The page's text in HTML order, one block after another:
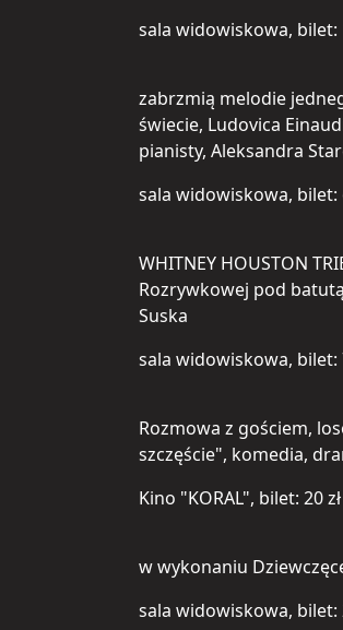
sala widowiskowa, bilet:
zabrzmią melodie
świecie, Ludovica
pianisty, Aleksandra
sala widowiskowa, bilet:
WHITNEY HOUSTON
Rozrywkowej pod
Suska
sala widowiskowa, bilet:
Rozmowa z gościem,
szczęście", komedia,
Kino "KORAL", bilet: 20 zł
w wykonaniu
sala widowiskowa, bilet: